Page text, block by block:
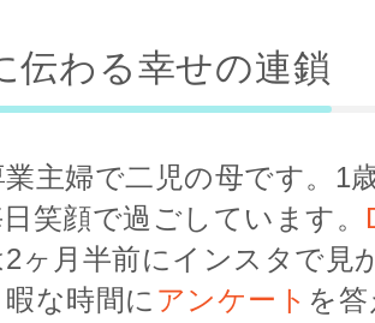
伝わる幸せの連鎖
主婦で二児の母です。1
笑顔で過ごしています。
ヶ月半前にインスタで見
な時間に アンケート を